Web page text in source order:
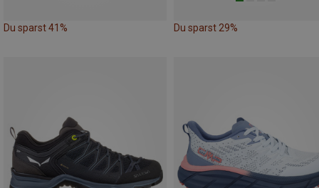
Du sparst 41% Du sparst 29%